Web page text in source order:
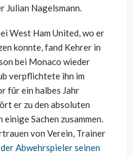
Julian Nagelsmann.
West Ham United, wo er
konnte, fand Kehrer in
bei Monaco wieder
verpflichtete ihn im
für ein halbes Jahr
er zu den absoluten
Sachen zusammen.
von Verein, Trainer
Abwehrspieler seinen